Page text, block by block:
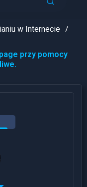
w Internecie
przy pomocy